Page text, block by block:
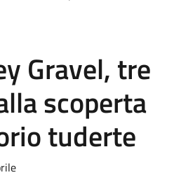
Gravel, tre
scoperta
tuderte